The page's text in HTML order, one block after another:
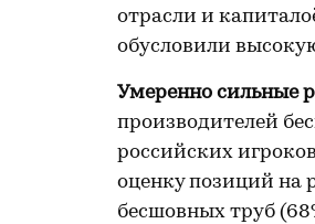
отрасли и
обусловили
Умеренно сильные
производителей
российских
оценку позиций на
бесшовных труб